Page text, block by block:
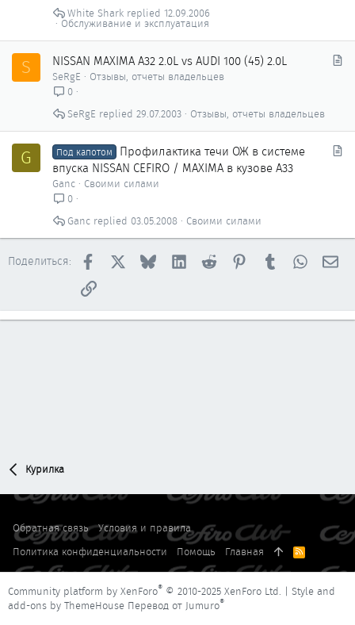
Обслуживание и эксплуатация
12.09.2006
White Shark
S
я
NISSAN MAXIMA A32 2.0L vs AUDI 100 (45) 2.0L
SeRgE
Отзывы, отчеты владельцев
0
Отзывы, отчеты владельцев
29.07.2003
SeRgE
G Под капотом
Профилактика течи ОЖ в системе
впуска NISSAN CEFIRO / MAXIMA в кузове A33
Ganc
Своими силами
0
Своими силами
03.05.2008
Ganc
Поделиться: Facebook BlueskyLinkedInReddit PinterestTumblr
Ссылка
Курилка
Обратная связь
Условия и правила
Политика конфиденциальности
Помощь Главная
R
S
S
Community platform by XenForo® © 2010-2025 XenForo Ltd. | Style and
add-ons by ThemeHouse Перевод от Jumuro®